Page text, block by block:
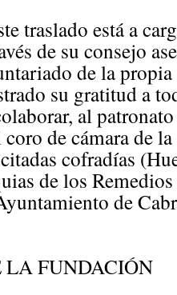
traslado está a
de su consejo
de la
su gratitud a
al
de cámara de
cofradías
de los
de
LA FUNDACIÓN